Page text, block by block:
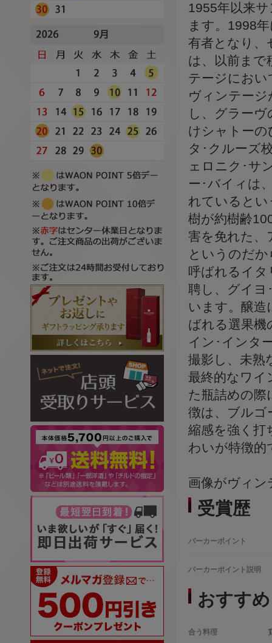
1955年以来
ます。1998
有者となり、
は、以前まで
テージにおい
ヴィンテー
し、グラー
けシャトー
タ･クルーズ
ェロニク･サ
ー･バイィは
れているとい
樹が約樹齢
害を免れた、
というのだ
呼ばれるイ
聘し、グイヨ
います。醸造
ばれる選果機
イン･インタ
撮影し、未熟
最終的なワイ
た瓶詰めの際
徴は、ブルゴ
縮感を強く打
わいが特徴的
画像がヴィン
受賞歴
パーカーポイント
パーカーポイント説明
おすすめ
合う料理